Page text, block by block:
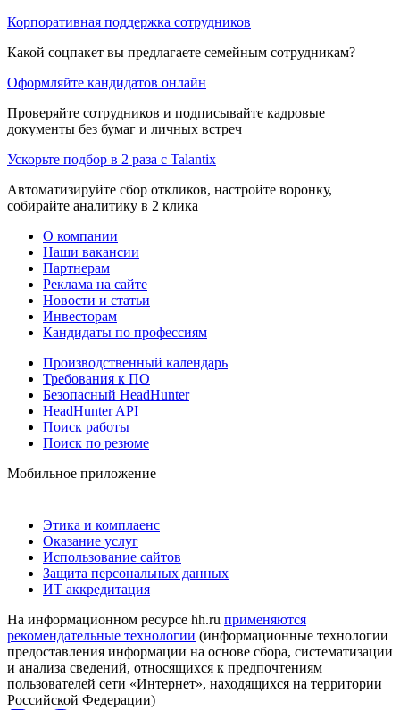
Корпоративная поддержка сотрудников
Какой соцпакет вы предлагаете семейным сотрудникам?
Оформляйте кандидатов онлайн
Проверяйте сотрудников и подписывайте кадровые
документы без бумаг и личных встреч
Ускорьте подбор в 2 раза с Talantix
Автоматизируйте сбор откликов, настройте воронку,
собирайте аналитику в 2 клика
О компании
Наши вакансии
Партнерам
Реклама на сайте
Новости и статьи
Инвесторам
Кандидаты по профессиям
Производственный календарь
Требования к ПО
Безопасный HeadHunter
HeadHunter API
Поиск работы
Поиск по резюме
Мобильное приложение
Этика и комплаенс
Оказание услуг
Использование сайтов
Защита персональных данных
ИТ аккредитация
На информационном ресурсе hh.ru применяются
рекомендательные технологии (информационные технологии
предоставления информации на основе сбора, систематизации
и анализа сведений, относящихся к предпочтениям
пользователей сети «Интернет», находящихся на территории
Российской Федерации)